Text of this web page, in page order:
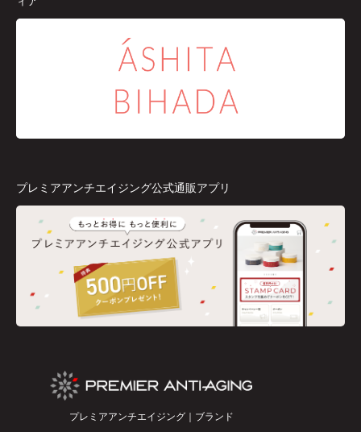
プレミアアンチエイジング公式通販アプリ
プレミアアンチエイジング｜ブランド